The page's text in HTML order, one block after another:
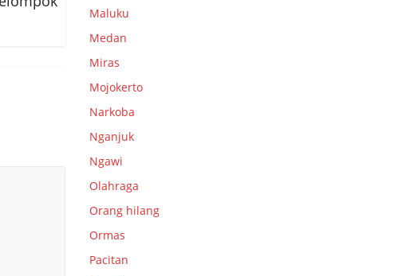
Maluku
Medan
Miras
Mojokerto
Narkoba
Nganjuk
Ngawi
Olahraga
Orang hilang
Ormas
Pacitan